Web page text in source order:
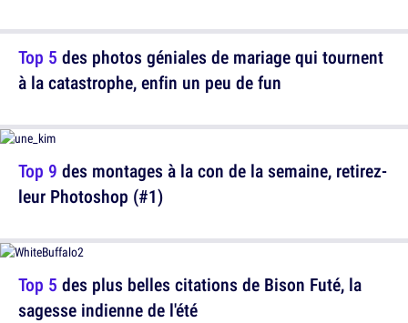
Top 5 des photos géniales de mariage qui tournent
à la catastrophe, enfin un peu de fun
Top 5 des plus belles citations de Bison Futé, la
sagesse indienne de l'été
Top 9 des montages à la con de la semaine, retirez-
leur Photoshop (#1)